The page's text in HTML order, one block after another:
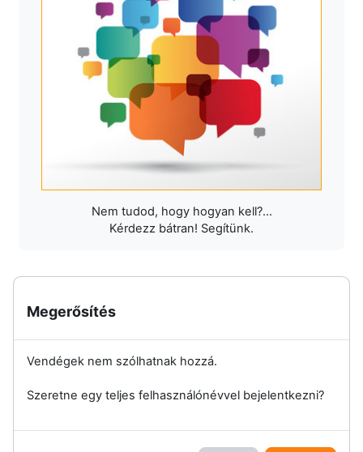
Nem tudod, hogy hogyan kell?...
Kérdezz bátran! Segítünk.
Megerősítés
Vendégek nem szólhatnak hozzá.
Szeretne egy teljes felhasználónévvel bejelentkezni?